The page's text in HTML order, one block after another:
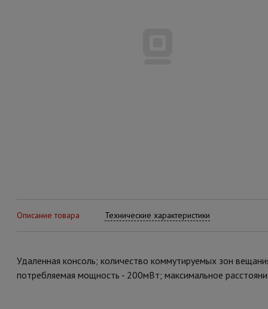
Описание товара Технические характеристики
Удаленная консоль; количество коммутируемых зон
потребляемая мощность - 200мВт; максимальное